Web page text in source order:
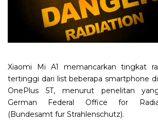
Xiaomi Mi A1 memancarkan tingkat
tertinggi dari list beberapa smartphone
OnePlus 5T, menurut penelitan
German Federal Office for
(Bundesamt fur Strahlenschutz).